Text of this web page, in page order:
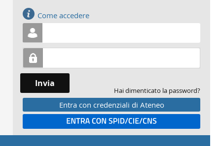
Come accedere
Invia
Hai dimenticato la password?
Entra con credenziali di Ateneo
Entra con SPID